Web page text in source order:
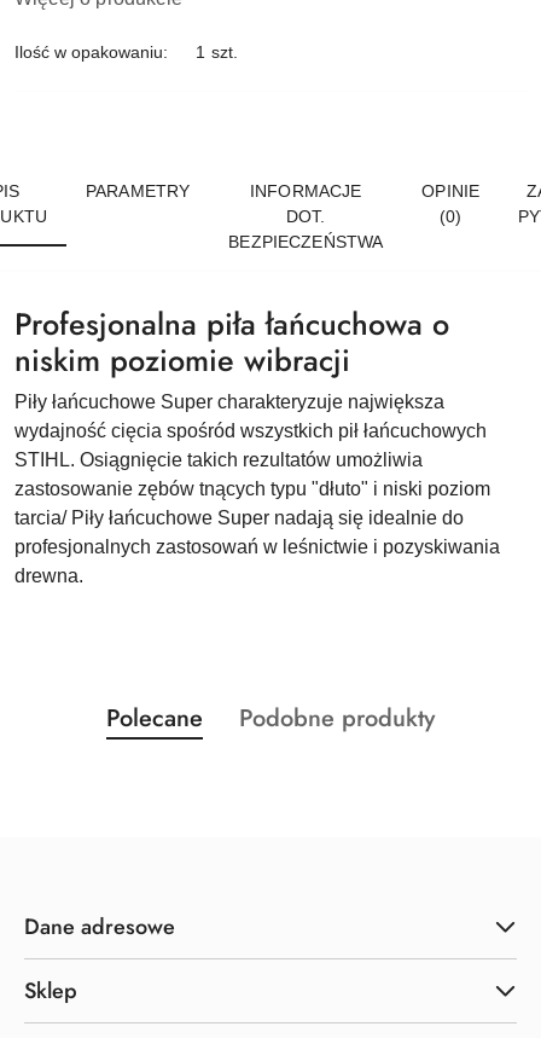
Ilość w opakowaniu: 1 szt.
PARAMETRY
INFORMACJE
DOT.
BEZPIECZEŃSTWA
OPINIE
(0)
Profesjonalna piła łańcuchowa o
niskim poziomie wibracji
Piły łańcuchowe Super charakteryzuje największa
wydajność cięcia spośród wszystkich pił łańcuchowych
STIHL. Osiągnięcie takich rezultatów umożliwia
zastosowanie zębów tnących typu "dłuto" i niski poziom
tarcia/ Piły łańcuchowe Super nadają się idealnie do
profesjonalnych zastosowań w leśnictwie i pozyskiwania
drewna.
Pomiń karuzelę produktów
Produkty
o
Polecane
Produkty
Podobne produkty
Dane adresowe
Sklep